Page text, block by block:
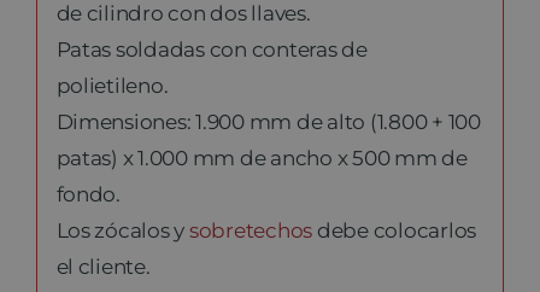
de cilindro con dos llaves.
Patas soldadas con conteras de
polietileno.
Dimensiones: 1.900 mm de alto (1.800 + 100
patas) x 1.000 mm de ancho x 500 mm de
fondo.
Los zócalos y sobretechos debe colocarlos
el cliente.